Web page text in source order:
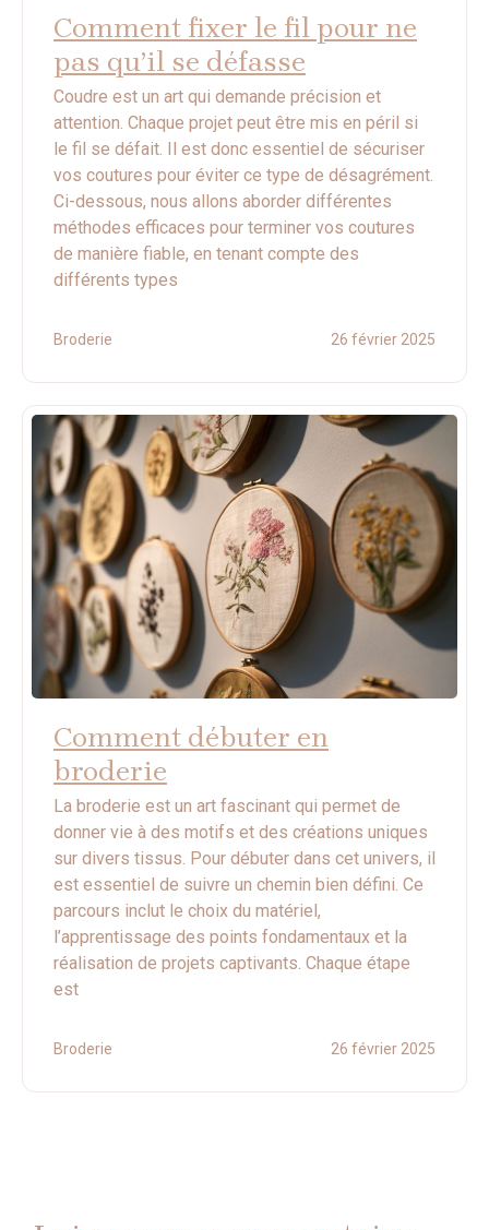
Comment fixer le fil pour ne
pas qu’il se défasse
Coudre est un art qui demande précision et
attention. Chaque projet peut être mis en péril si
le fil se défait. Il est donc essentiel de sécuriser
vos coutures pour éviter ce type de désagrément.
Ci-dessous, nous allons aborder différentes
méthodes efficaces pour terminer vos coutures
de manière fiable, en tenant compte des
différents types
Broderie 26 février 2025
Comment débuter en
broderie
La broderie est un art fascinant qui permet de
donner vie à des motifs et des créations uniques
sur divers tissus. Pour débuter dans cet univers, il
est essentiel de suivre un chemin bien défini. Ce
parcours inclut le choix du matériel,
l’apprentissage des points fondamentaux et la
réalisation de projets captivants. Chaque étape
est
Broderie 26 février 2025